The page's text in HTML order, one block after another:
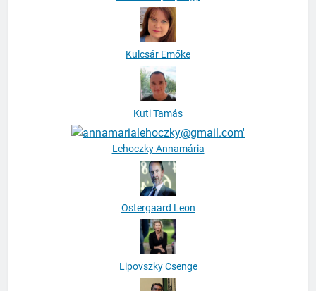
Kulcsár Emőke
Kuti Tamás
Lehoczky Annamária
Ostergaard Leon
Lipovszky Csenge